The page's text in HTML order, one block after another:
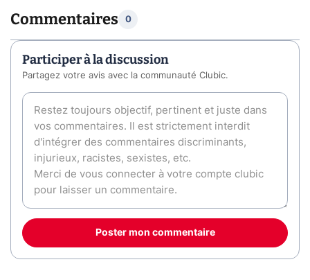
Commentaires 0
Participer à la discussion
Partagez votre avis avec la communauté Clubic.
Poster mon commentaire